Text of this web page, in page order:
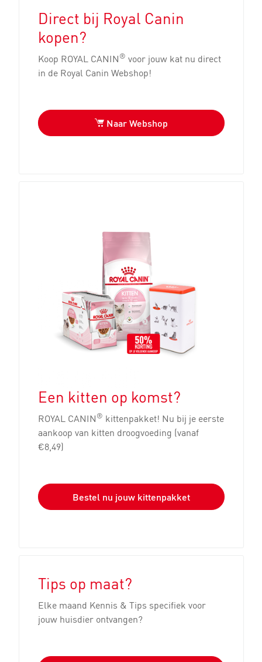
Direct bij Royal Canin
kopen?
Koop ROYAL CANIN® voor jouw kat nu direct
in de Royal Canin Webshop!
Naar Webshop
Een kitten op komst?
ROYAL CANIN® kittenpakket! Nu bij je eerste
aankoop van kitten droogvoeding (vanaf
€8,49)
Bestel nu jouw kittenpakket
Tips op maat?
Elke maand Kennis & Tips specifiek voor
jouw huisdier ontvangen?